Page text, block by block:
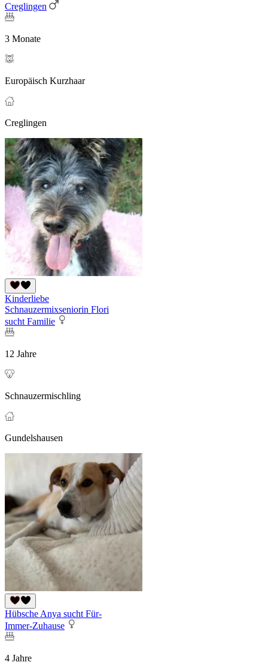
Creglingen
3 Monate
Europäisch Kurzhaar
Creglingen
Kinderliebe
Schnauzermixseniorin Flori
sucht Familie
12 Jahre
Schnauzermischling
Gundelshausen
Hübsche Anya sucht Für-
Immer-Zuhause
4 Jahre